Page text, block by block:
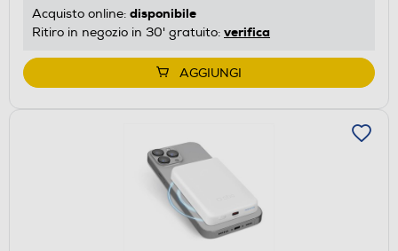
Acquisto online: disponibile
Ritiro in negozio in 30' gratuito: verifica
AGGIUNGI